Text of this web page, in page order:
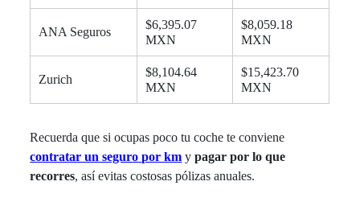
ANA Seguros
$6,395.07
MXN
$8,059.18
MXN
Zurich
$8,104.64
MXN
$15,423.70
MXN
Recuerda que si ocupas poco tu coche te conviene
contratar un seguro por km y pagar por lo que
recorres, así evitas costosas pólizas anuales.